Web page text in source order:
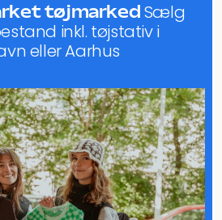
tøjmarkedSælg
inkl. tøjstativ i
eller Aarhus